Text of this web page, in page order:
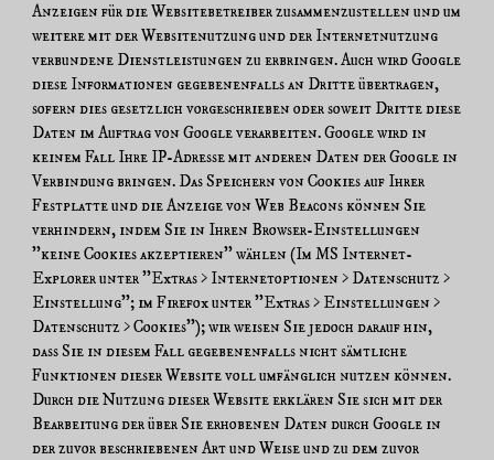
Anzeigen für die Websitebetreiber zusammenzustellen und um
weitere mit der Websitenutzung und der Internetnutzung
verbundene Dienstleistungen zu erbringen. Auch wird Google
diese Informationen gegebenenfalls an Dritte übertragen,
sofern dies gesetzlich vorgeschrieben oder soweit Dritte diese
Daten im Auftrag von Google verarbeiten. Google wird in
keinem Fall Ihre IP-Adresse mit anderen Daten der Google in
Verbindung bringen. Das Speichern von Cookies auf Ihrer
Festplatte und die Anzeige von Web Beacons können Sie
verhindern, indem Sie in Ihren Browser-Einstellungen
''keine Cookies akzeptieren'' wählen (Im MS Internet-
Explorer unter ''Extras > Internetoptionen > Datenschutz >
Einstellung''; im Firefox unter ''Extras > Einstellungen >
Datenschutz > Cookies''); wir weisen Sie jedoch darauf hin,
dass Sie in diesem Fall gegebenenfalls nicht sämtliche
Funktionen dieser Website voll umfänglich nutzen können.
Durch die Nutzung dieser Website erklären Sie sich mit der
Bearbeitung der über Sie erhobenen Daten durch Google in
der zuvor beschriebenen Art und Weise und zu dem zuvor